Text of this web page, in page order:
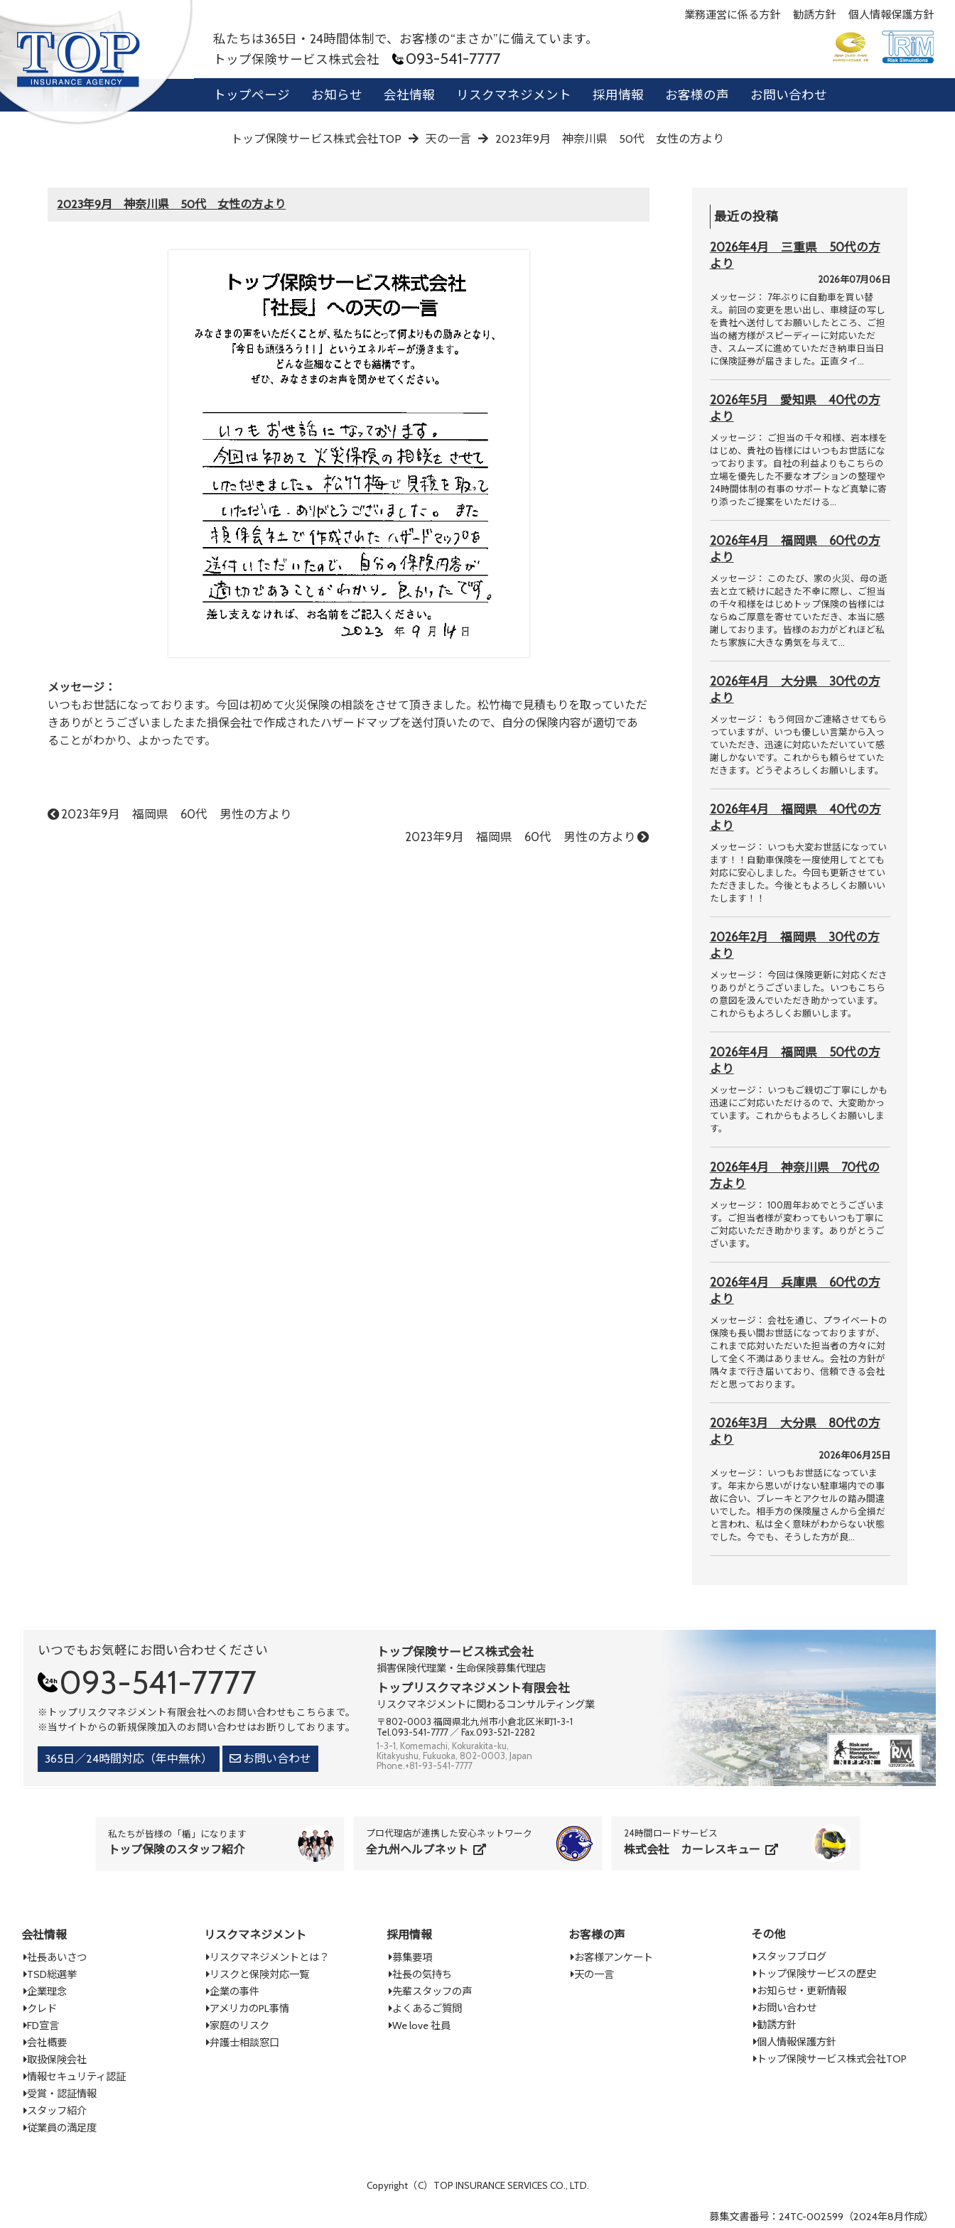
業務運営に係る方針 勧誘方針 個人情報保護方針
私たちは365日・24時間体制で、お客様の“まさか”に備えています。
トップ保険サービス株式会社
093-541-7777
トップページ お知らせ 会社情報 リスクマネジメント 採用情報 お客様の声 お問い合わせ
トップ保険サービス株式会社TOP 天の一言 2023年9月 神奈川県 50代 女性の方より
2023年9月 神奈川県 50代 女性の方より
メッセージ：
いつもお世話になっております。今回は初めて火災保険の相談をさせて頂きました。松竹梅で見積もりを取っていただ
きありがとうございましたまた損保会社で作成されたハザードマップを送付頂いたので、自分の保険内容が適切であ
ることがわかり、よかったです。
2023年9月 福岡県 60代 男性の方より
2023年9月 福岡県 60代 男性の方より
最近の投稿
2026年4月 三重県 50代の方
より
2026年07月06日
メッセージ： 7年ぶりに自動車を買い替
え。前回の変更を思い出し、車検証の写し
を貴社へ送付してお願いしたところ、ご担
当の緒方様がスピーディーに対応いただ
き、スムーズに進めていただき納車日当日
に保険証券が届きました。正直タイ…
2026年5月 愛知県 40代の方
より
メッセージ： ご担当の千々和様、岩本様を
はじめ、貴社の皆様にはいつもお世話にな
っております。自社の利益よりもこちらの
立場を優先した不要なオプションの整理や
24時間体制の有事のサポートなど真摯に寄
り添ったご提案をいただける…
2026年4月 福岡県 60代の方
より
メッセージ： このたび、家の火災、母の逝
去と立て続けに起きた不幸に際し、ご担当
の千々和様をはじめトップ保険の皆様には
ならぬご厚意を寄せていただき、本当に感
謝しております。皆様のお力がどれほど私
たち家族に大きな勇気を与えて…
2026年4月 大分県 30代の方
より
メッセージ： もう何回かご連絡させてもら
っていますが、いつも優しい言葉から入っ
ていただき、迅速に対応いただいていて感
謝しかないです。これからも頼らせていた
だきます。どうぞよろしくお願いします。
2026年4月 福岡県 40代の方
より
メッセージ： いつも大変お世話になってい
ます！！自動車保険を一度使用してとても
対応に安心しました。今回も更新させてい
ただきました。今後ともよろしくお願いい
たします！！
2026年2月 福岡県 30代の方
より
メッセージ： 今回は保険更新に対応くださ
りありがとうございました。いつもこちら
の意図を汲んでいただき助かっています。
これからもよろしくお願いします。
2026年4月 福岡県 50代の方
より
メッセージ： いつもご親切ご丁寧にしかも
迅速にご対応いただけるので、大変助かっ
ています。これからもよろしくお願いしま
す。
2026年4月 神奈川県 70代の
方より
メッセージ： 100周年おめでとうございま
す。ご担当者様が変わってもいつも丁寧に
ご対応いただき助かります。ありがとうご
ざいます。
2026年4月 兵庫県 60代の方
より
メッセージ： 会社を通じ、プライベートの
保険も長い間お世話になっておりますが、
これまで応対いただいた担当者の方々に対
して全く不満はありません。会社の方針が
隅々まで行き届いており、信頼できる会社
だと思っております。
2026年3月 大分県 80代の方
より
2026年06月25日
メッセージ： いつもお世話になっていま
す。年末から思いがけない駐車場内での事
故に合い、ブレーキとアクセルの踏み間違
いでした。相手方の保険屋さんから全損だ
と言われ、私は全く意味がわからない状態
でした。今でも、そうした方が良…
いつでもお気軽にお問い合わせください
093-541-7777
※トップリスクマネジメント有限会社へのお問い合わせもこちらまで。
※当サイトからの新規保険加入のお問い合わせはお断りしております。
365日／24時間対応（年中無休） お問い合わせ
トップ保険サービス株式会社
損害保険代理業・生命保険募集代理店
トップリスクマネジメント有限会社
リスクマネジメントに関わるコンサルティング業
〒802-0003 福岡県北九州市小倉北区米町1-3-1
Tel.093-541-7777 ／ Fax.093-521-2282
1-3-1, Komemachi, Kokurakita-ku,
Kitakyushu, Fukuoka, 802-0003, Japan
Phone.+81-93-541-7777
私たちが皆様の「楯」になります
トップ保険のスタッフ紹介
プロ代理店が連携した安心ネットワーク
全九州ヘルプネット
24時間ロードサービス
株式会社 カーレスキュー
会社情報
社長あいさつ
TSD総選挙
企業理念
クレド
FD宣言
会社概要
取扱保険会社
情報セキュリティ認証
受賞・認証情報
スタッフ紹介
従業員の満足度
リスクマネジメント
リスクマネジメントとは？
リスクと保険対応一覧
企業の事件
アメリカのPL事情
家庭のリスク
弁護士相談窓口
採用情報
募集要項
社長の気持ち
先輩スタッフの声
よくあるご質問
We love 社員
お客様の声
お客様アンケート
天の一言
その他
スタッフブログ
トップ保険サービスの歴史
お知らせ・更新情報
お問い合わせ
勧誘方針
個人情報保護方針
トップ保険サービス株式会社TOP
Copyright（C）TOP INSURANCE SERVICES CO., LTD.
募集文書番号：24TC-002599（2024年8月作成）